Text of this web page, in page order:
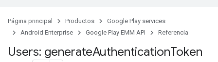
Página principal Productos
Google Play services
Android Enterprise
Google Play EMM API Referencia
Users: generateAuthenticationToken